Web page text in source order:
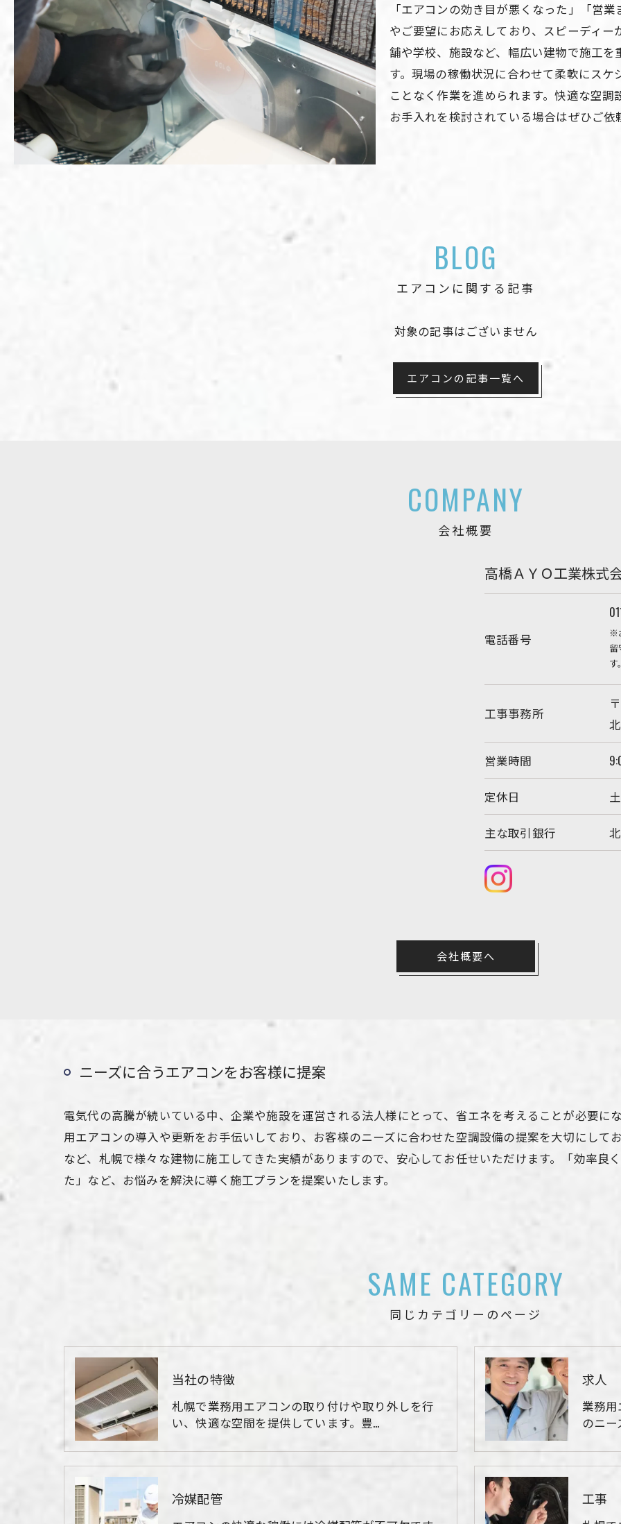
「エアコンの効き目が悪くなった」「営
やご要望にお応えしており、スピーディ
舗や学校、施設など、幅広い建物で施工
す。現場の稼働状況に合わせて柔軟にス
ことなく作業を進められます。快適な空
お手入れを検討されている場合はぜひご依
エアコンに関する記事
BLOG
対象の記事はございません
エアコンの記事一覧へ
会社概要
COMPANY
高橋ＡＹＯ工業株式
電話番号
※
す
工事事務所
営業時間
定休日
主な取引銀行
会社概要へ
ニーズに合うエアコンをお客様に提案
電気代の高騰が続いている中、企業や施設を運営される法人様にとって、省エネを考えることが必要に
用エアコンの導入や更新をお手伝いしており、お客様のニーズに合わせた空調設備の提案を大切にして
など、札幌で様々な建物に施工してきた実績がありますので、安心してお任せいただけます。「効率良
た」など、お悩みを解決に導く施工プランを提案いたします。
同じカテゴリーのページ
SAME CATEGORY
当社の特徴
札幌で業務用エアコンの取り付けや取り外しを行
い、快適な空間を提供しています。豊…
求人
業務
のニ
冷媒配管 工事
お問い合わせはこちら